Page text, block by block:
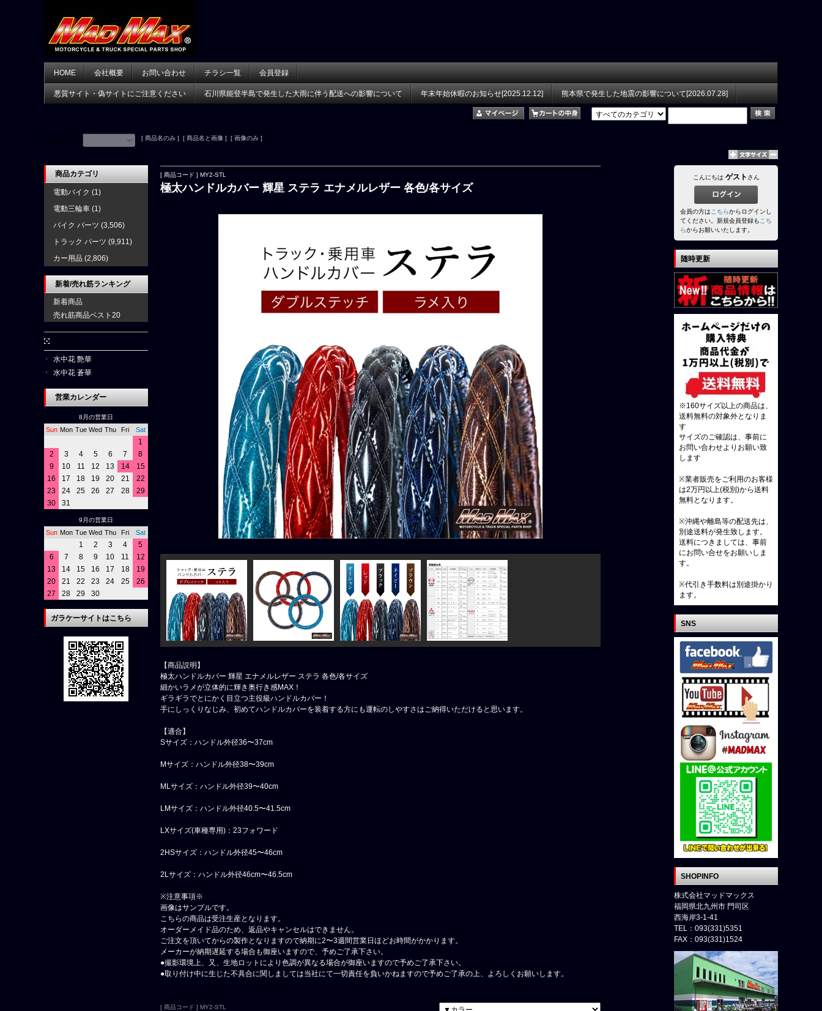
HOME 会社概要 お問い合わせ チラシ一覧 会員登録
悪質サイト・偽サイトにご注意ください 石川県能登半島で発生した大雨に伴う配送への影響について 年末年始休暇のお知らせ[2025.12.12] 熊本県で発生した地震の影響について[2026.07.28]
[ 商品名のみ ] [ 商品名と画像 ] [ 画像のみ ]
[ 商品コード ] MY2-STL
極太ハンドルカバー 輝星 ステラ エナメルレザー 各色/各サイズ
【商品説明】
極太ハンドルカバー 輝星 エナメルレザー ステラ 各色/各サイズ
細かいラメが立体的に輝き奥行き感MAX！
ギラギラでとにかく目立つ主役級ハンドルカバー！
手にしっくりなじみ、初めてハンドルカバーを装着する方にも運転のしやすさはご納得いただけると思います。
【適合】
Sサイズ：ハンドル外径36〜37cm
Mサイズ：ハンドル外径38〜39cm
MLサイズ：ハンドル外径39〜40cm
LMサイズ：ハンドル外径40.5〜41.5cm
LXサイズ(車種専用)：23フォワード
2HSサイズ：ハンドル外径45〜46cm
2Lサイズ：ハンドル外径46cm〜46.5cm
※注意事項※
画像はサンプルです。
こちらの商品は受注生産となります。
オーダーメイド品のため、返品やキャンセルはできません。
ご注文を頂いてからの製作となりますので納期に2〜3週間営業日ほどお時間がかかります。
メーカーが納期遅延する場合も御座いますので、予めご了承下さい。
●撮影環境上、又、生地ロットにより色調が異なる場合が御座いますので予めご了承下さい。
●取り付け中に生じた不具合に関しましては当社にて一切責任を負いかねますので予めご了承の上、よろしくお願いします。
[ 商品コード ] MY2-STL
商品カテゴリ
電動バイク (1)
電動三輪車 (1)
バイク パーツ (3,506)
トラック パーツ (9,911)
カー用品 (2,806)
新着/売れ筋ランキング
新着商品
売れ筋商品ベスト20
水中花 艶華
水中花 蒼華
営業カレンダー
8月の営業日
Sun Mon Tue Wed Thu Fri Sat
1
2
3 4 5 6 7
8
9
10 11 12 13 14
15
16
17 18 19 20 21
22
23
24 25 26 27 28
29
30
31
9月の営業日
Sun Mon Tue Wed Thu Fri Sat
1 2 3 4
5
6
7 8 9 10 11
12
13
14 15 16 17 18
19
20
21 22 23 24 25
26
27
28 29 30
ガラケーサイトはこちら
こんにちは ゲスト さん
会員の方はこちらからログインし
てください。新規会員登録もこち
らからお願いいたします。
随時更新
※160サイズ以上の商品は、
送料無料の対象外となりま
す
サイズのご確認は、事前に
お問い合わせよりお願い致
します
※業者販売をご利用のお客様
は2万円以上(税別)から送料
無料となります。
※沖縄や離島等の配送先は、
別途送料が発生致します。
送料につきましては、事前
にお問い合せをお願いしま
す。
※代引き手数料は別途掛かり
ます。
SNS
SHOPINFO
株式会社マッドマックス
福岡県北九州市 門司区
西海岸3-1-41
TEL：093(331)5351
FAX：093(331)1524